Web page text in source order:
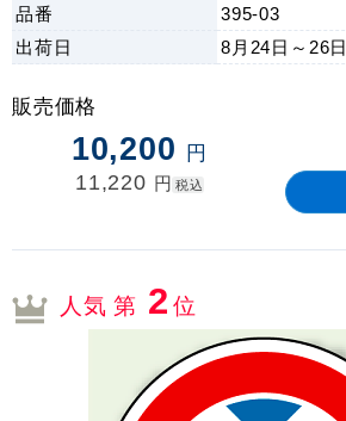
品番
395-03
出荷日 8月24日～26日
販売価格
10,200 円
11,220 円 税込
人気 第 2位